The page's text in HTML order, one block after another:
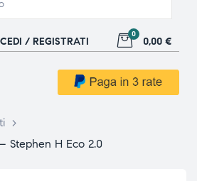
/ REGISTRATI
0
0,00 €
>
Stephen H Eco 2.0